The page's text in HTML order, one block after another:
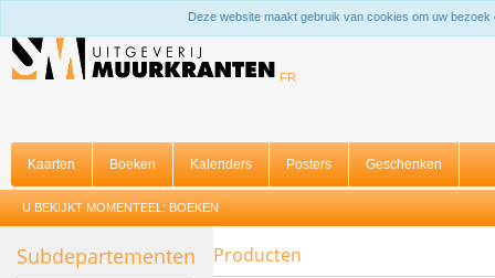
Deze website maakt gebruik van cookies om uw
FR
Kaarten Boeken Kalenders Posters Geschenken
U BEKIJKT MOMENTEEL: BOEKEN
Subdepartementen Producten